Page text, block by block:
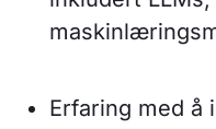
Erfaring med å